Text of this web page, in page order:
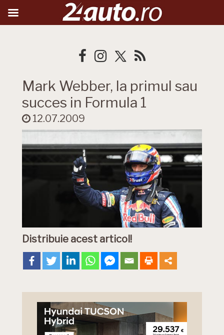
Mark Webber, la primul sau
succes in Formula 1
12.07.2009
Distribuie acest articol!